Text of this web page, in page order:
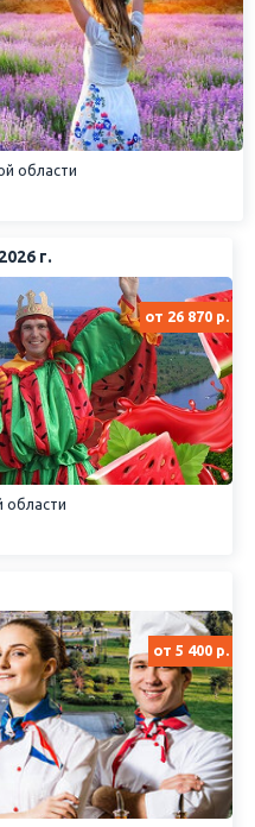
области
г.
от 26 870 р.
области
от 5 400 р.